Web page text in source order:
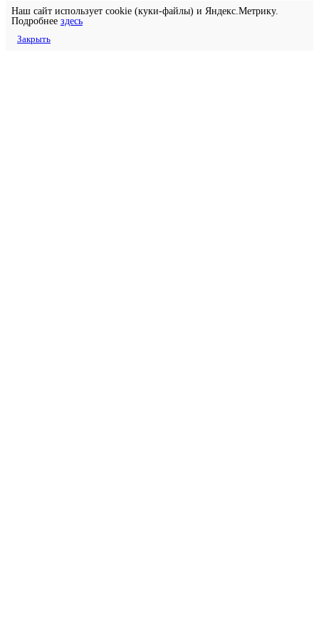
Наш сайт использует cookie (куки-файлы) и Яндекс.Метрику.
Подробнее здесь
Закрыть